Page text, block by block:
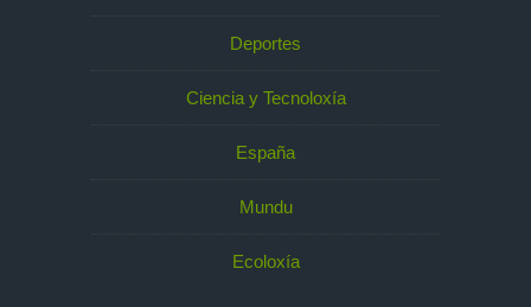
Deportes
Ciencia y Tecnoloxía
España
Mundu
Ecoloxía